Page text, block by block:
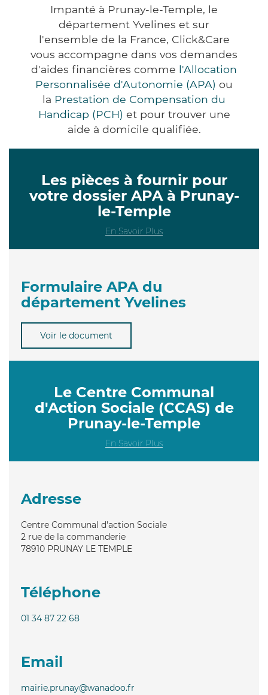
Impanté à Prunay-le-Temple, le
département Yvelines et sur
l'ensemble de la France, Click&Care
vous accompagne dans vos demandes
d'aides financières comme l'Allocation
Personnalisée d'Autonomie (APA) ou
la Prestation de Compensation du
Handicap (PCH) et pour trouver une
aide à domicile qualifiée.
Les pièces à fournir pour
votre dossier APA à Prunay-
le-Temple
En Savoir Plus
Formulaire APA du
département Yvelines
Voir le document
Le Centre Communal
d'Action Sociale (CCAS) de
Prunay-le-Temple
En Savoir Plus
Adresse
Centre Communal d'action Sociale
2 rue de la commanderie
78910 PRUNAY LE TEMPLE
Téléphone
01 34 87 22 68
Email
mairie.prunay@wanadoo.fr